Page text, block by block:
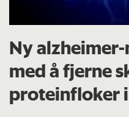
Ny
med å fjerne
proteinfloker